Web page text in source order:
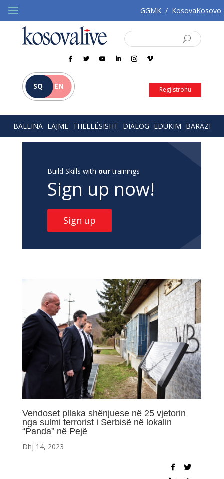
GGMK / KosovaKosovo
SQ EN Regjistrohu
BALLINA LAJME THELLËSISHT DIALOG EDUKIM BARAZI
Build Skills with ourtrainings
Sign up now!
Sign up
Vendoset pllaka shënjuese në 25 vjetorin
nga sulmi terrorist i Serbisë në lokalin
“Panda” në Pejë
Dhj 14, 2023